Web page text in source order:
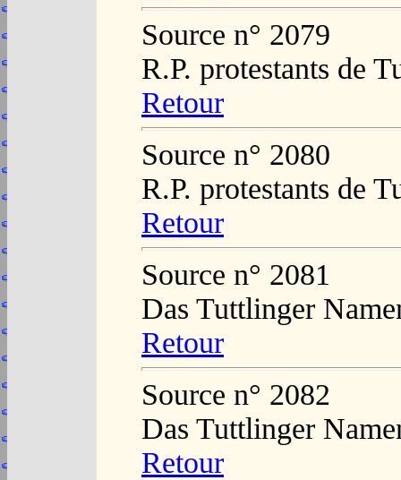
Source n° 2079
R.P. protestants de
Retour
Source n° 2080
R.P. protestants de
Retour
Source n° 2081
Das Tuttlinger
Retour
Source n° 2082
Das Tuttlinger
Retour